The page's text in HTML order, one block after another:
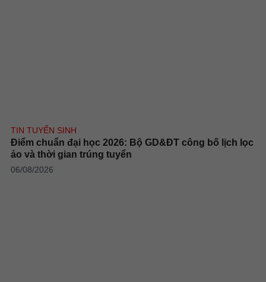
TIN TUYỂN SINH
Điểm chuẩn đại học 2026: Bộ GD&ĐT công bố lịch lọc
ảo và thời gian trúng tuyển
06/08/2026